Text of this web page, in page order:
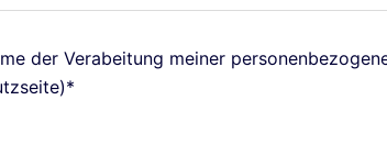
der Verabeitung meiner